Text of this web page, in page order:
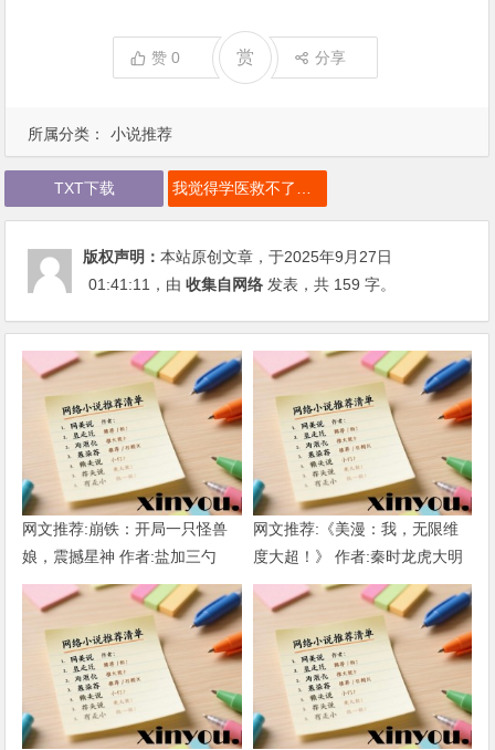
所属分类： 小说推荐
赞0 赏 分享
TXT下载 我觉得学医救不了世人下载
版权声明：本站原创文章，于2025年9月27日
01:41:11 ，由收集自网络 发表，共 159 字。
网文推荐:崩铁：开局一只怪兽
娘，震撼星神 作者:盐加三勺
（1-218）TXT下载
网文推荐:《美漫：我，无限维
度大超！》 作者:秦时龙虎大明
1-802章 TXT下载